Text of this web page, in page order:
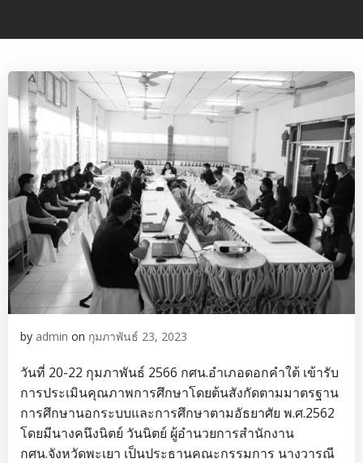
by admin on กุมภาพันธ์ 23, 2023
วันที่ 20-22 กุมภาพันธ์ 2566 กศน.อำเภอดอกคำใต้ เข้ารับ
การประเมินคุณภาพการศึกษาโดยต้นสังกัดตามมาตรฐาน
การศึกษานอกระบบและการศึกษาตามอัธยาศัย พ.ศ.2562
โดยมีนางคนึงนิตย์ วันนิตย์ ผู้อำนวยการสำนักงาน
กศน.จังหวัดพะเยา เป็นประธานคณะกรรมการ นางวารณี